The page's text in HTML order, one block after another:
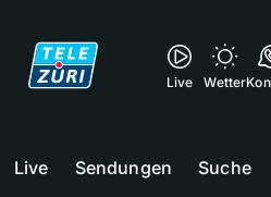
Live Wetter
Live Sendungen Suche